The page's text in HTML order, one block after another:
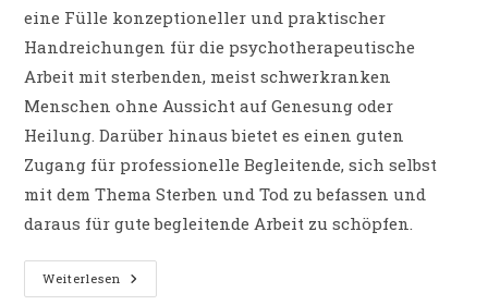
eine Fülle konzeptioneller und praktischer
Handreichungen für die psychotherapeutische
Arbeit mit sterbenden, meist schwerkranken
Menschen ohne Aussicht auf Genesung oder
Heilung. Darüber hinaus bietet es einen guten
Zugang für professionelle Begleitende, sich selbst
mit dem Thema Sterben und Tod zu befassen und
daraus für gute begleitende Arbeit zu schöpfen.
Weiterlesen PODCAST-
Beitrag: